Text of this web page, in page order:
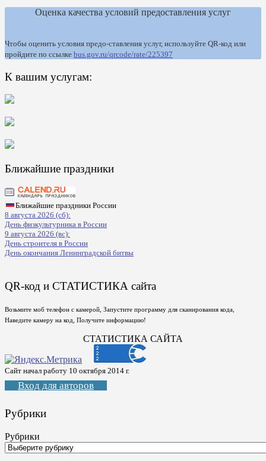
Оценка качества условий предоставления услуг
Чтобы оценить условия предо-ставления услуг, используйте QR-код или
пройдите по ссылке bus.gov.ru/qrcode/rate/225397
К вашим услугам:
Ближайшие праздники
Ближайшие праздники России
8 августа 2026 (сб):
День физкультурника в России
9 августа 2026 (вс):
День строителя в России
День окончания Ленинградской битвы
QR-код и СТАТИСТИКА сайта
Возьмите моб телефон с камерой, Запустите программу для сканирования кода,
Наведите камеру на код, Получите информацию!
СТАТИСТИКА САЙТА
Сайт начал работу 10 октября 2014 г.
Вход для авторов
Рубрики
Рубрики